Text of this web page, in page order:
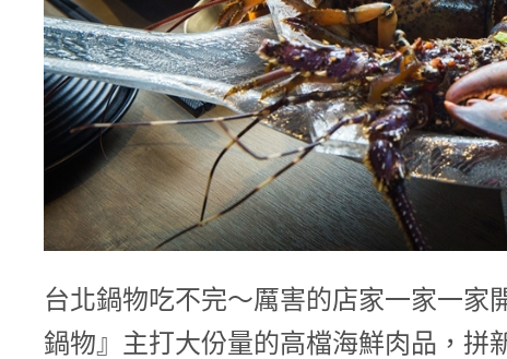
台北鍋物吃不完～厲害的店家一家一家
鍋物』主打大份量的高檔海鮮肉品，拼